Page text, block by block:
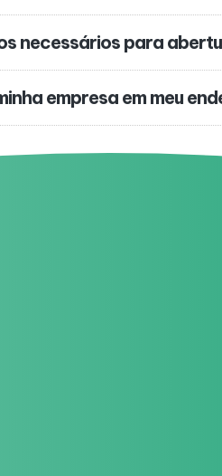
necessários para
empresa em meu